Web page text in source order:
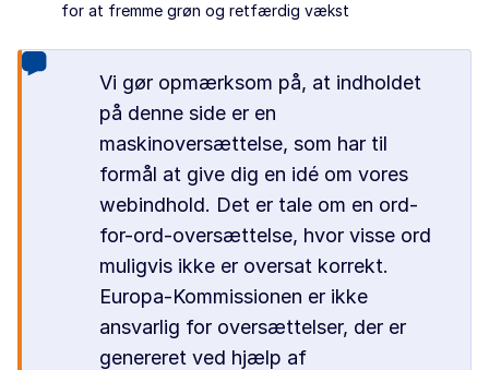
for at fremme grøn og retfærdig vækst
Vi gør opmærksom på, at indholdet
på denne side er en
maskinoversættelse, som har til
formål at give dig en idé om vores
webindhold. Det er tale om en ord-
for-ord-oversættelse, hvor visse ord
muligvis ikke er oversat korrekt.
Europa-Kommissionen er ikke
ansvarlig for oversættelser, der er
genereret ved hjælp af